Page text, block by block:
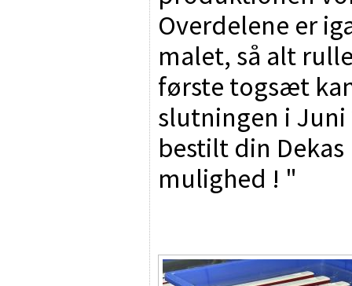
Overdelene er
malet, så alt
første togsæt
slutningen i Juni
bestilt din
mulighed ! "